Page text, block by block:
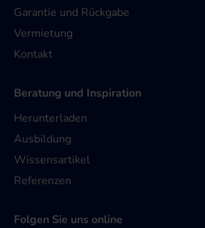
Garantie und Rückgabe
Vermietung
Kontakt
Beratung und Inspiration
Herunterladen
Ausbildung
Wissensartikel
Referenzen
Folgen Sie uns online